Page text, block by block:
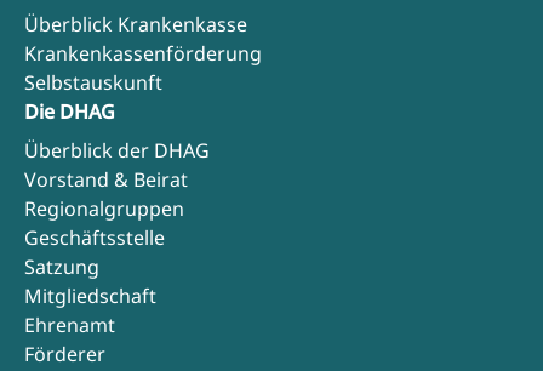
Überblick Krankenkasse
Krankenkassenförderung
Selbstauskunft
Die DHAG
Überblick der DHAG
Vorstand & Beirat
Regionalgruppen
Geschäftsstelle
Satzung
Mitgliedschaft
Ehrenamt
Förderer